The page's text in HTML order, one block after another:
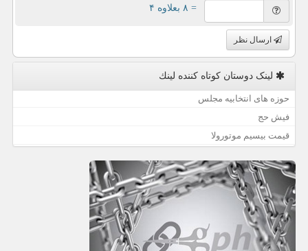
= ۸ بعلاوه ۴
ارسال نظر
لینک دوستان كوتاه كننده لینك
حوزه های انتخابیه مجلس
فیش حج
قیمت بیسیم موتورولا